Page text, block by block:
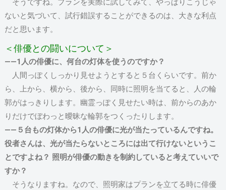
そうですね。プランを実際に試してみて、やっぱりこうじゃ
ないと気づいて、試行錯誤することができるのは、大きな利点
だと思います。
＜俳優との闘いについて＞
――1人の俳優に、何台の灯体を使うのですか？
人間っぽくしっかり見せようとすると５台くらいです。前か
ら、上から、横から、後から、同時に照明を当てると、人の輪
郭がはっきりします。幽霊っぽく見せたい時は、前からのあか
りだけでぼわっと曖昧な輪郭をつくったりします。
――５台もの灯体から1人の俳優に光が当たっているんですね。
役者さんは、光が当たらないところには出て行けないというこ
とですよね？ 照明が俳優の動きを制約していると考えていいで
すか？
そうなりますね。なので、照明家はプランを立てる時に俳優